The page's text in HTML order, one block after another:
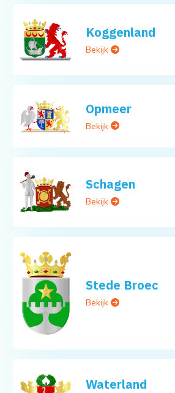
Koggenland
Bekijk
Opmeer
Bekijk
Schagen
Bekijk
Stede Broec
Bekijk
Waterland